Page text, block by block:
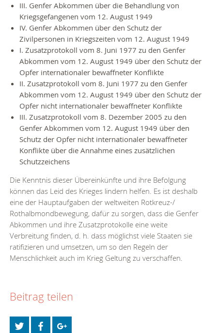
III. Genfer Abkommen über die Behandlung von
Kriegsgefangenen vom 12. August 1949
IV. Genfer Abkommen über den Schutz der
Zivilpersonen in Kriegszeiten vom 12. August 1949
I. Zusatzprotokoll vom 8. Juni 1977 zu den Genfer
Abkommen vom 12. August 1949 über den Schutz der
Opfer internationaler bewaffneter Konflikte
II. Zusatzprotokoll vom 8. Juni 1977 zu den Genfer
Abkommen vom 12. August 1949 über den Schutz der
Opfer nicht internationaler bewaffneter Konflikte
III. Zusatzprotokoll vom 8. Dezember 2005 zu den
Genfer Abkommen vom 12. August 1949 über den
Schutz der Opfer nicht internationaler bewaffneter
Konflikte über die Annahme eines zusätzlichen
Schutzzeichens
Die Kenntnis dieser Übereinkünfte und ihre Befolgung
können das Leid des Krieges lindern helfen. Es ist deshalb
eine der Hauptaufgaben der weltweiten Rotkreuz-/
Rothalbmondbewegung, dafür zu sorgen, dass die Genfer
Abkommen und ihre Zusatzprotokolle eine weite
Verbreitung finden, d. h. dass möglichst viele Staaten sie
ratifizieren und umsetzen, um so den Regeln der
Menschlichkeit auch im Krieg Geltung zu verschaffen.
Beitrag teilen